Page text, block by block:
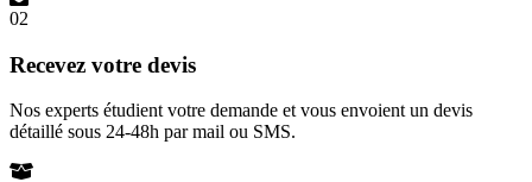
02
Recevez votre devis
Nos experts étudient votre demande et vous envoient un devis
détaillé sous 24-48h par mail ou SMS.